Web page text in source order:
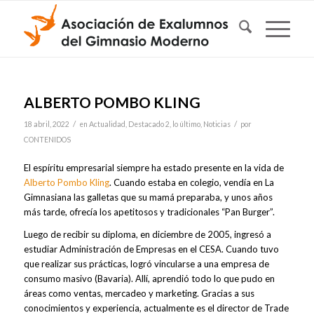
ALBERTO POMBO KLING
18 abril, 2022 / en Actualidad Destacado 2 lo último, Noticias / por
CONTENIDOS
El espíritu empresarial siempre ha estado presente en la vida de
Alberto Pombo Kling. Cuando estaba en colegio, vendía en La
Gimnasiana las galletas que su mamá preparaba, y unos años
más tarde, ofrecía los apetitosos y tradicionales “Pan Burger”.
Luego de recibir su diploma, en diciembre de 2005, ingresó a
estudiar Administración de Empresas en el CESA. Cuando tuvo
que realizar sus prácticas, logró vincularse a una empresa de
consumo masivo (Bavaria). Allí, aprendió todo lo que pudo en
áreas como ventas, mercadeo y marketing. Gracias a sus
conocimientos y experiencia, actualmente es el director de Trade